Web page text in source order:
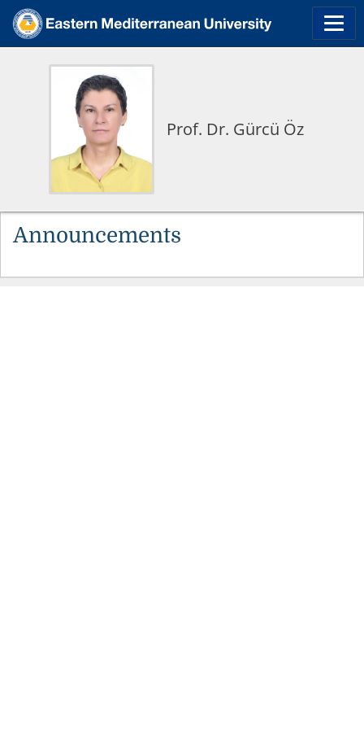
Prof. Dr. Gürcü Öz
Announcements